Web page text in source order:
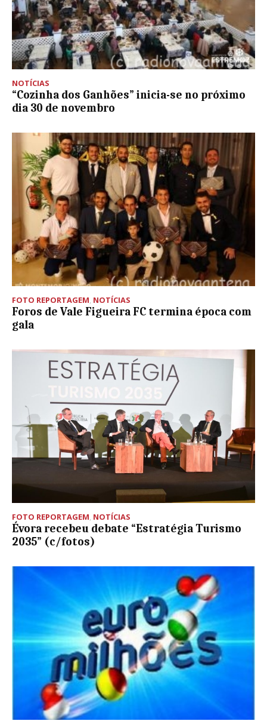
NOTÍCIAS
“Cozinha dos Ganhões” inicia-se no próximo
dia 30 de novembro
FOTO REPORTAGEM, NOTÍCIAS
Foros de Vale Figueira FC termina época com
gala
FOTO REPORTAGEM, NOTÍCIAS
Évora recebeu debate “Estratégia Turismo
2035” (c/fotos)